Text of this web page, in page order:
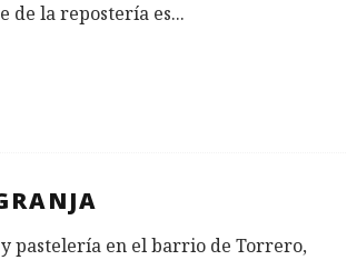
de la repostería es...
pastelería en el barrio de Torrero,